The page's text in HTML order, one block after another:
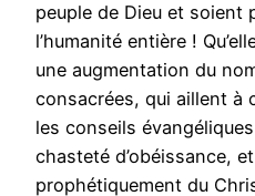
peuple de Dieu et soient
l’humanité entière !
une augmentation du
consacrées, qui aillent à
les conseils
chasteté d’obéissance,
prophétiquement du